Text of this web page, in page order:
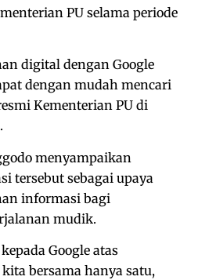
PU selama periode
digital dengan Google
dengan mudah mencari
Kementerian PU di
menyampaikan
tersebut sebagai upaya
informasi bagi
mudik.
Google atas
bersama hanya satu,